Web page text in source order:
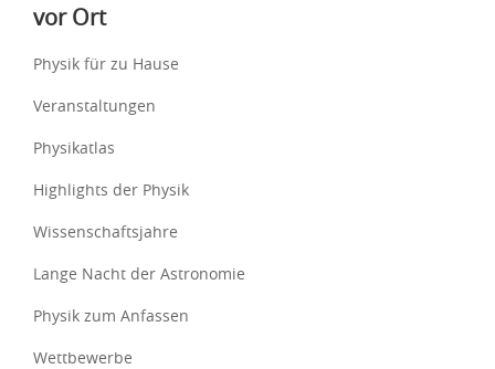
vor Ort
Physik für zu Hause
Veranstaltungen
Physikatlas
Highlights der Physik
Wissenschaftsjahre
Lange Nacht der Astronomie
Physik zum Anfassen
Wettbewerbe